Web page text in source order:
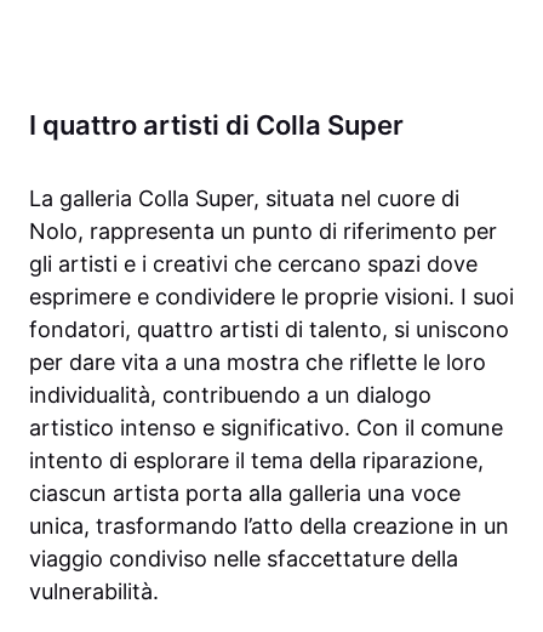
I quattro artisti di Colla Super
La galleria Colla Super, situata nel cuore di
Nolo, rappresenta un punto di riferimento per
gli artisti e i creativi che cercano spazi dove
esprimere e condividere le proprie visioni. I suoi
fondatori, quattro artisti di talento, si uniscono
per dare vita a una mostra che riflette le loro
individualità, contribuendo a un dialogo
artistico intenso e significativo. Con il comune
intento di esplorare il tema della riparazione,
ciascun artista porta alla galleria una voce
unica, trasformando l’atto della creazione in un
viaggio condiviso nelle sfaccettature della
vulnerabilità.